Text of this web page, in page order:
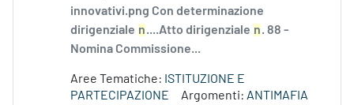
innovativi.png Con determinazione
dirigenziale n....Atto dirigenziale n. 88 -
Nomina Commissione...
Aree Tematiche: ISTITUZIONE E
PARTECIPAZIONE
Argomenti: ANTIMAFIA